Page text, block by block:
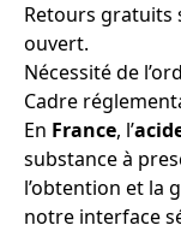
Retours gratuits
ouvert.
Nécessité de
Cadre
En France, l’
substance à
l’obtention et la
notre interface